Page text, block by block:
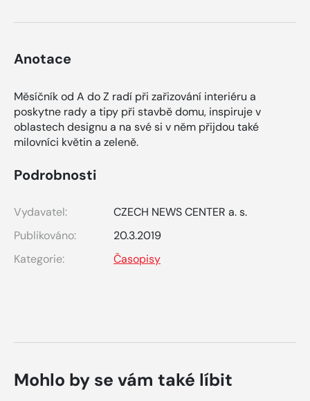
Anotace
Měsíčník od A do Z radí při zařizování interiéru a
poskytne rady a tipy při stavbě domu, inspiruje v
oblastech designu a na své si v něm přijdou také
milovníci květin a zeleně.
Podrobnosti
Vydavatel:
CZECH NEWS CENTER a. s.
Publikováno:
20.3.2019
Kategorie:
Časopisy
Mohlo by se vám také líbit